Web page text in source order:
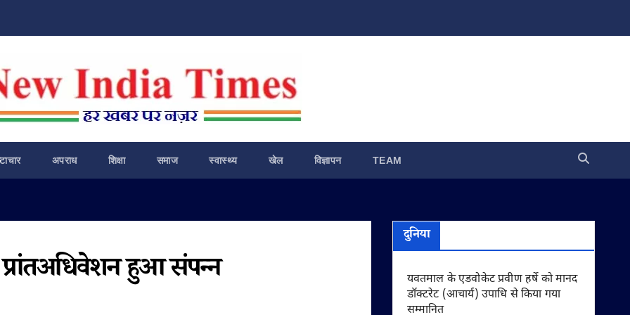
अपराध शिक्षा समाज स्वास्थ्य खेल विज्ञापन TEAM
प्रांतअधिवेशन हुआ संपन्न
दुनिया
यवतमाल के एडवोकेट प्रवीण हर्षे को मानद
डॉक्टरेट (आचार्य) उपाधि से किया गया
सम्मानित